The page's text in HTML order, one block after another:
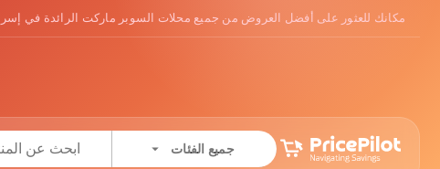
مكانك للعثور على أفضل العروض من جميع محلات السوبر ماركت الرائدة في
جميع الفئات arrow_drop_down